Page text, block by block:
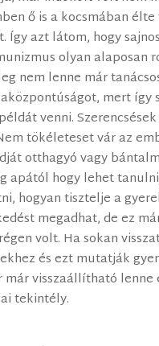
ő is a kocsmában
Így azt látom, hogy
olyan alaposan
nem lenne már
mert így
venni.
tökéleteset vár az
otthagyó vagy
apától hogy lehet
hogyan tisztelje a
megadhat, de ez
volt. Ha sokan
és ezt mutatják
már visszaállítható lenne
tekintély.